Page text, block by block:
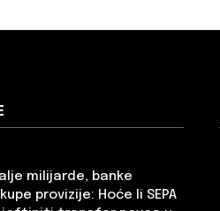
milijarde, banke
provizije: Hoće li SEPA